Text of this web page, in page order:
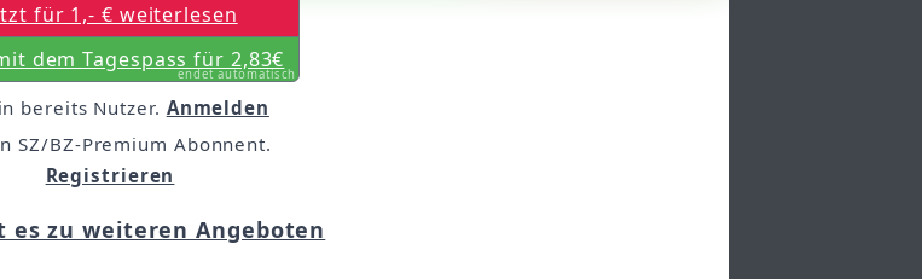
für 1,- € weiterlesen
dem Tagespass für 2,83€
endet automatisch
bereits Nutzer. Anmelden
SZ/BZ-Premium Abonnent.
Registrieren
es zu weiteren Angeboten